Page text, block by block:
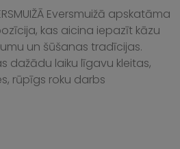
Eversmuižā apskatāma
kas aicina iepazīt kāzu
un šūšanas tradīcijas.
dažādu laiku līgavu kleitas,
rūpīgs roku darbs